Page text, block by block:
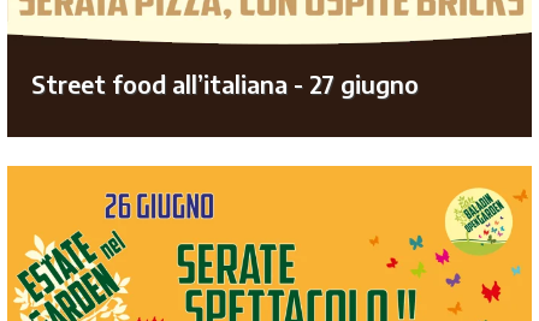
Street food all’italiana - 27 giugno